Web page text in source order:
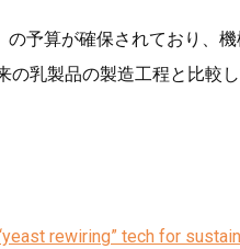
の予算が確保されており、
乳製品の製造工程と比較
rewiring” tech for